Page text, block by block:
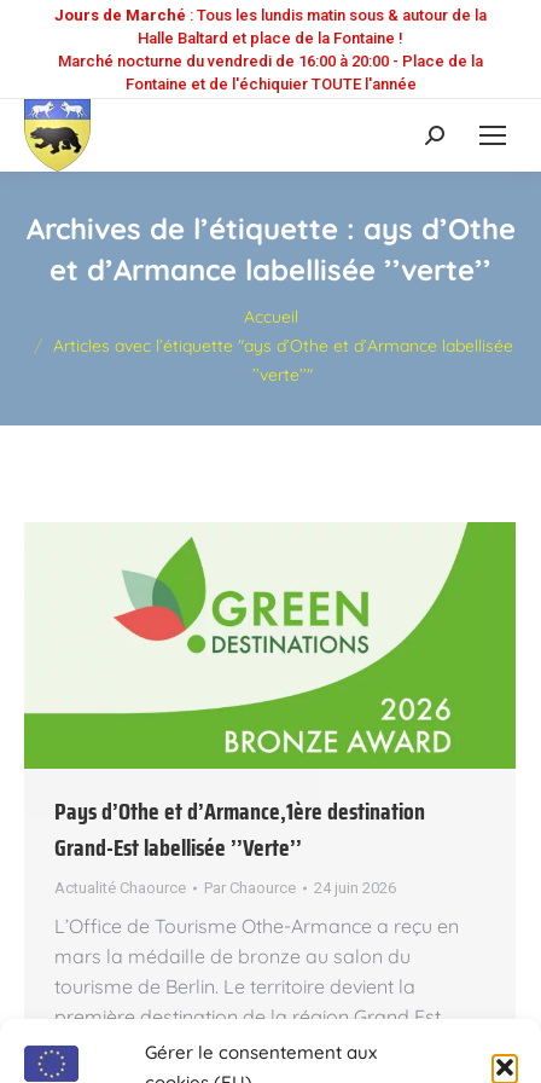
Gérer le consentement aux
Jours de Marché : Tous les lundis matin sous & autour de la
Halle Baltard et place de la Fontaine !
Marché nocturne du vendredi de 16:00 à 20:00 - Place de la
Fontaine et de l'échiquier TOUTE l'année
Recherche
:
Archives de l’étiquette : ays d’Othe
et d’Armance labellisée ’’verte’’
Accueil
Articles avec l’étiquette "ays d’Othe et d’Armance labellisée
’’verte’’"
Pays d’Othe et d’Armance,1ère destination
Grand-Est labellisée ’’Verte’’
Actualité Chaource Par Chaource 24 juin 2026
L’Office de Tourisme Othe-Armance a reçu en
mars la médaille de bronze au salon du
tourisme de Berlin. Le territoire devient la
première destination de la région Grand Est
certifiée par le label européen Green
Destination. L’Office de Tourisme Othe-Armance